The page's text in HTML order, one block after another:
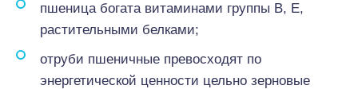
пшеница богата витаминами группы В, Е,
растительными белками;
отруби пшеничные превосходят по
энергетической ценности цельно зерновые